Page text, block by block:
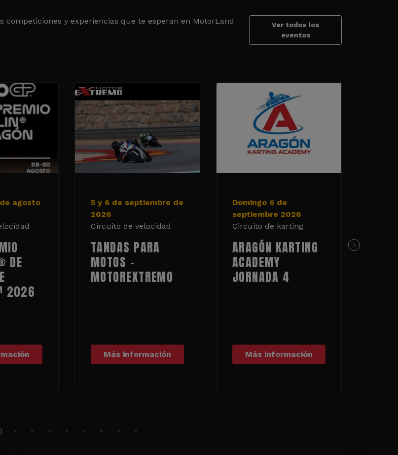
y experiencias que te esperan en MotorLand
Ver todos los
eventos
agosto
DE
2026
5 y 6 de septiembre de
2026
Circuito de velocidad
TANDAS PARA
MOTOS -
MOTOREXTREMO
Más información
Domingo 6 de
septiembre 2026
Circuito de karting
ARAGÓN KARTING
ACADEMY
JORNADA 4
Más información